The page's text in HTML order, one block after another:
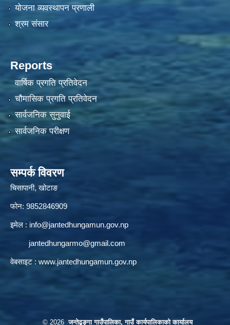
योजना व्यवस्थापन प्रणाली
श्रम संसार
Reports
वार्षिक प्रगति प्रतिवेदन
चौमासिक प्रगति प्रतिवेदन
सार्वजनिक सुनुवाई
सार्वजनिक परीक्षण
सम्पर्क विवरण
चिसापानी, खोटाङ
फोन: 9852846909
इमेल : info@jantedhungamun.gov.np
jantedhungarmo@gmail.com
वेबसाइट : www.jantedhungamun.gov.np
© 2026जन्तेढुङ्गा गाउँपालिका, गाउँ कार्यपालिकाको कार्यालय